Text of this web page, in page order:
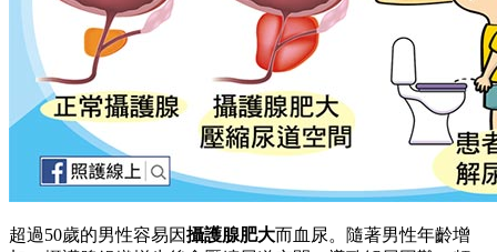
超過50歲的男性容易因攝護腺肥大而血尿。隨著男性年齡增